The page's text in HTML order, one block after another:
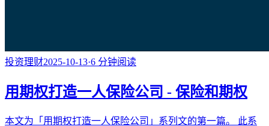
投资理财2025-10-13·6 分钟阅读
用期权打造一人保险公司 - 保险和期权
本文为「用期权打造一人保险公司」系列文的第一篇。 此系